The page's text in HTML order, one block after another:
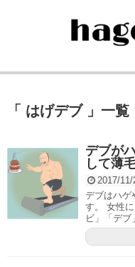
「 はげデブ 」一覧
デブが
して薄
2017/11/
デブはハゲ
す。 女性
ビ」「デブ